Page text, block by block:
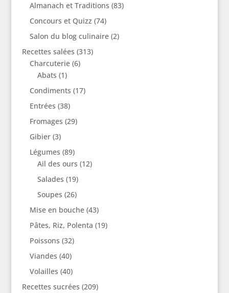
Almanach et Traditions (83)
Concours et Quizz (74)
Salon du blog culinaire(2)
Recettes salées (313)
Charcuterie(6)
Abats (1)
Condiments (17)
Entrées (38)
Fromages (29)
Gibier(3)
Légumes (89)
Ail des ours (12)
Salades (19)
Soupes (26)
Mise en bouche(43)
Pâtes, Riz, Polenta (19)
Poissons (32)
Viandes (40)
Volailles (40)
Recettes sucrées (209)